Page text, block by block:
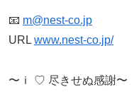
📧 m@nest-co.jp
URL www.nest-co.jp/
〜ｉ ♡ 尽きせぬ感謝〜